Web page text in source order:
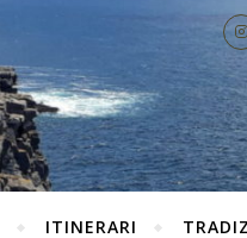
ITINERARI